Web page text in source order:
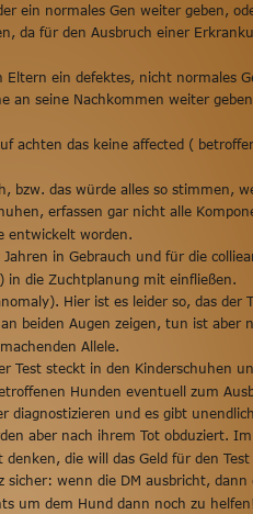
ein normales Gen weiter geben,
da für den Ausbruch einer
ein defektes, nicht normales
an seine Nachkommen weiter
achten das keine affected (
bzw. das würde alles so stimmen,
erfassen gar nicht alle
entwickelt worden.
in Gebrauch und für die
die Zuchtplanung mit einfließen.
Hier ist es leider so, das der
beiden Augen zeigen, tun ist aber
Allele.
Test steckt in den Kinderschuhen
Hunden eventuell zum
und es gibt
aber nach ihrem Tot obduziert.
die will das Geld für den
wenn die DM ausbricht,
um dem Hund dann noch zu